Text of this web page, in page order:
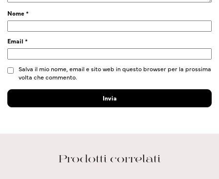
Nome*
Email *
Salva il mio nome, email e sito web in questo browser per la prossima
volta che commento.
Prodotti correlati